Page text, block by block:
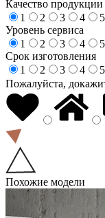
Качество продукции
1
2 3 4
5
Уровень сервиса
1
2 3 4
5
Срок изготовления
1
2 3 4
5
Пожалуйста,
Похожие модели